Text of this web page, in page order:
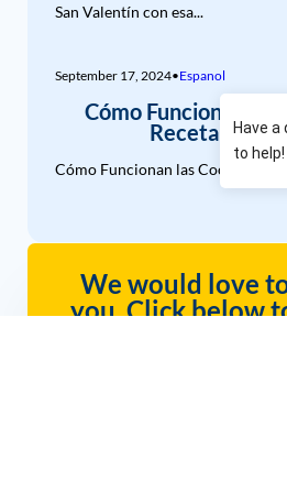
San Valentín con esa...
September 17, 2024•Espanol
Cómo Funcionan las
Receta para
Cómo Funcionan las Cookies: Una
We would love
you. Click below